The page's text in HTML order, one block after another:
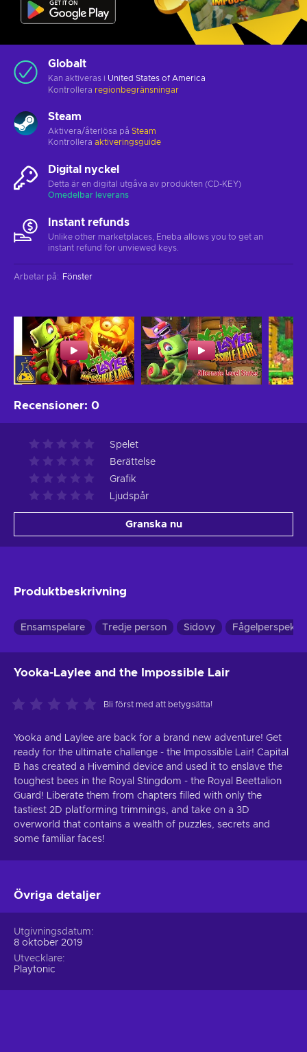
Globalt
Kan aktiveras i United States of America
Kontrollera regionbegränsningar
Steam
Aktivera/återlösa på Steam
Kontrollera aktiveringsguide
Digital nyckel
Detta är en digital utgåva av produkten (CD-KEY)
Omedelbar leverans
Instant refunds
Unlike other marketplaces, Eneba allows you to get an
instant refund for unviewed keys.
Arbetar på: Fönster
Recensioner: 0
Spelet
Berättelse
Grafik
Ljudspår
Granska nu
Produktbeskrivning
Ensamspelare Tredje person Sidovy Fågelperspektiv
Yooka-Laylee and the Impossible Lair
Bli först med att betygsätta!
Yooka and Laylee are back for a brand new adventure! Get
ready for the ultimate challenge - the Impossible Lair! Capital
B has created a Hivemind device and used it to enslave the
toughest bees in the Royal Stingdom - the Royal Beettalion
Guard! Liberate them from chapters filled with only the
tastiest 2D platforming trimmings, and take on a 3D
overworld that contains a wealth of puzzles, secrets and
some familiar faces!
Övriga detaljer
Utgivningsdatum
8 oktober 2019
Utvecklare
Playtonic